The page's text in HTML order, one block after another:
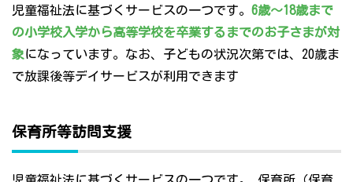
児童福祉法に基づくサービスの一つです。 6歳～18歳まで
の小学校入学から高等学校を卒業するまでのお子さまが対
象になっています。なお、子どもの状況次第では、20歳ま
で放課後等デイサービスが利用できます
保育所等訪問支援